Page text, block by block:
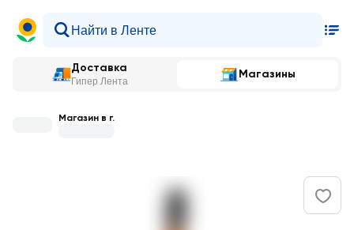
Доставка
Гипер Лента
Магазины
Магазин в г.